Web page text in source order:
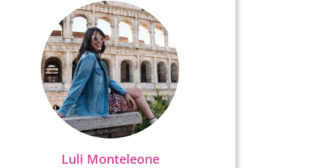
Luli Monteleone